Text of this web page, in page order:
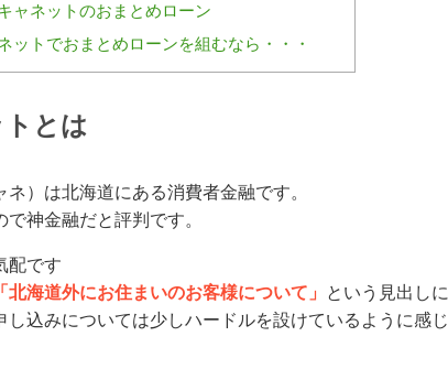
ャネットのおまとめローン
ットでおまとめローンを組むなら・・・
とは
）は北海道にある消費者金融です。
神金融だと評判です。
配です
「北海道外にお住まいのお客様について」
という見出しに
し込みについては少しハードルを設けているように感じ